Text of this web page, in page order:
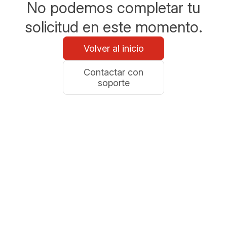
No podemos completar tu
solicitud en este momento.
Volver al inicio
Contactar con
soporte